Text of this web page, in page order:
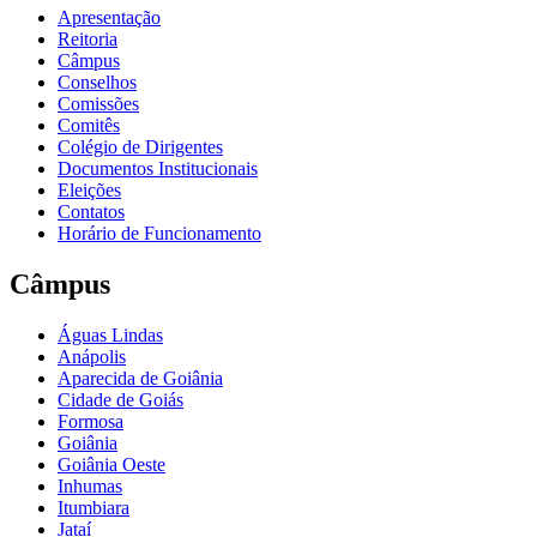
Apresentação
Reitoria
Câmpus
Conselhos
Comissões
Comitês
Colégio de Dirigentes
Documentos Institucionais
Eleições
Contatos
Horário de Funcionamento
Câmpus
Águas Lindas
Anápolis
Aparecida de Goiânia
Cidade de Goiás
Formosa
Goiânia
Goiânia Oeste
Inhumas
Itumbiara
Jataí